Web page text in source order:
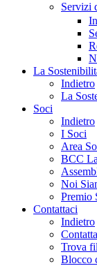
Servizi
La
Indietro
La
Soci
Indietro
I Soci
Area
BCC
Noi
Premio
Contattaci
Indietro
Trova
Blocco